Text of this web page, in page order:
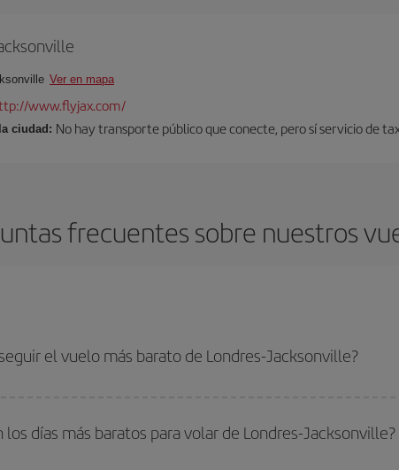
Ver en mapa
www.flyjax.com/
ciudad: No hay transporte público que conecte, pero sí servicio de
frecuentes sobre nuestros
el vuelo más barato de Londres-Jacksonville?
de ida y vuelta.
los días más baratos para volar de Londres-Jacksonville?